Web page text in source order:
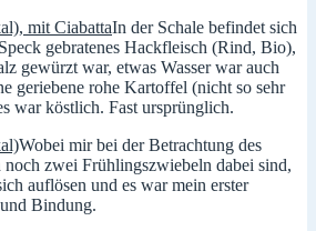
In der Schale befindet sich
gebratenes Hackfleisch (Rind, Bio),
gewürzt war, etwas Wasser war auch
geriebene rohe Kartoffel (nicht so sehr
war köstlich. Fast ursprünglich.
Wobei mir bei der Betrachtung des
noch zwei Frühlingszwiebeln dabei sind,
auflösen und es war mein erster
Bindung.